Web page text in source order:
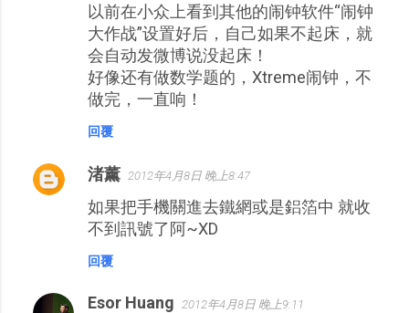
以前在小众上看到其他的闹钟软件“闹钟
大作战”设置好后，自己如果不起床，就
会自动发微博说没起床！
好像还有做数学题的，Xtreme闹钟，不
做完，一直响！
回覆
渚薰 2012年4月8日 晚上8:47
如果把手機關進去鐵網或是鋁箔中 就收
不到訊號了阿~XD
回覆
Esor Huang 2012年4月8日 晚上9:11